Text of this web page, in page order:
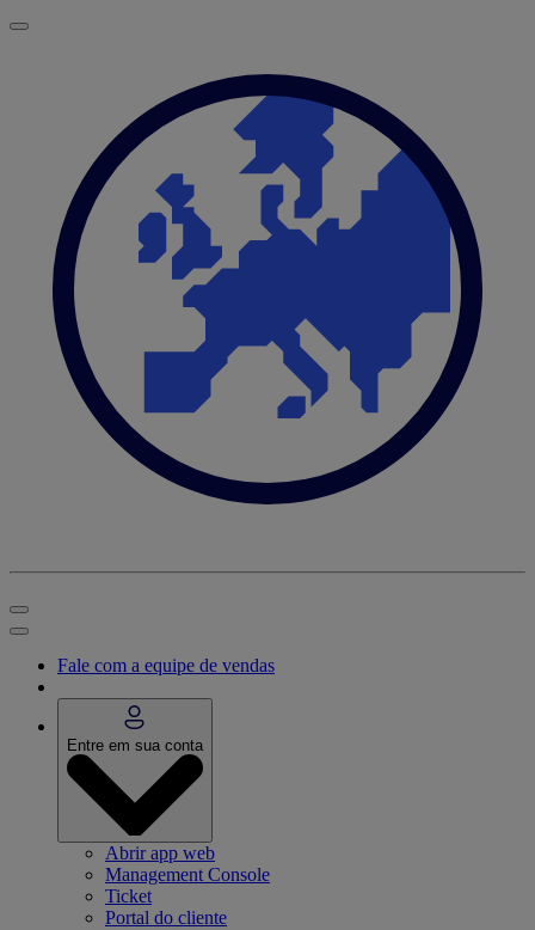
Fale com a equipe de vendas
Entre em sua conta
Abrir app web
Management Console
Ticket
Portal do cliente